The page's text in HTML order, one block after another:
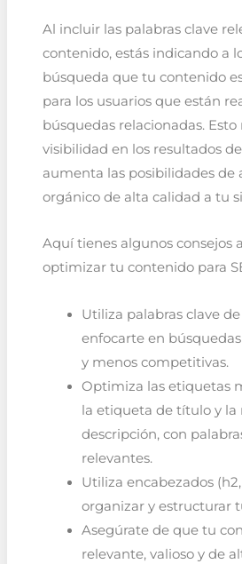
Al incluir las palabras clave
contenido, estás indicando a
búsqueda que tu contenido
para los usuarios que están
búsquedas relacionadas.
visibilidad en los resultados
aumenta las posibilidades de
orgánico de alta calidad a tu
Aquí tienes algunos consejos
optimizar tu contenido para
Utiliza palabras clave
enfocarte en
y menos competitivas.
Optimiza las etiquetas
la etiqueta de título y la
descripción, con
relevantes.
Utiliza encabezados
organizar y estructurar
Asegúrate de que tu
relevante, valioso y de